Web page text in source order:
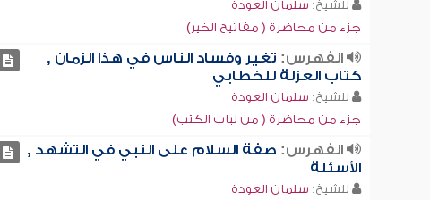
للشيخ: سلمان العودة
جزء من محاضرة ( مفاتيح الخير)
الفهرس: تغير وفساد الناس في هذا الزمان ,
كتاب العزلة للخطابي
للشيخ: سلمان العودة
جزء من محاضرة ( من لباب الكتب)
الفهرس: صفة السلام على النبي في التشهد ,
الأسئلة
للشيخ: سلمان العودة